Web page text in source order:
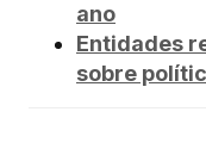
ano
Entidades
sobre